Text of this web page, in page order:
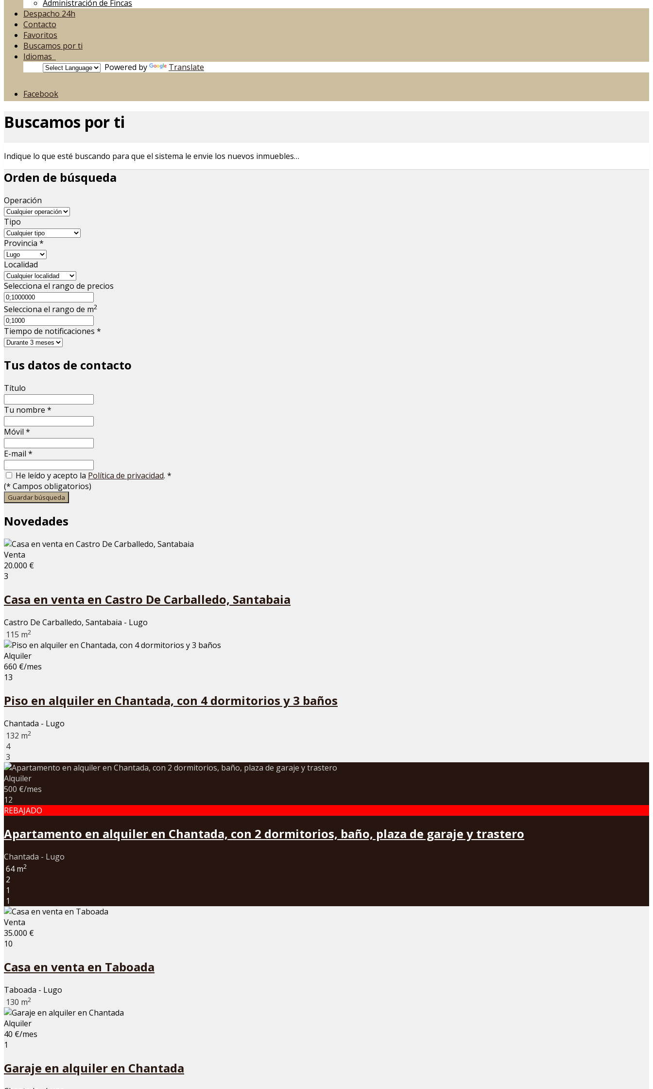
Administración de Fincas
Despacho 24h
Contacto
Favoritos
Buscamos por ti
Idiomas
Powered by
Translate
Facebook
Buscamos por ti
Indique lo que esté buscando para que el sistema le envie los nuevos inmuebles…
Orden de búsqueda
Operación
Tipo
Provincia *
Localidad
Selecciona el rango de precios
Selecciona el rango de m2
Tiempo de notificaciones *
Tus datos de contacto
Título
Tu nombre *
Móvil *
E-mail *
He leído y acepto la Política de privacidad. *
(* Campos obligatorios)
Guardar búsqueda
Novedades
Venta
20.000 €
3
Casa en venta en Castro De Carballedo, Santabaia
Castro De Carballedo, Santabaia - Lugo
115 m2
Alquiler
660 €/mes
13
Piso en alquiler en Chantada, con 4 dormitorios y 3 baños
Chantada - Lugo
132 m2
4
3
Alquiler
500 €/mes
12
REBAJADO
Apartamento en alquiler en Chantada, con 2 dormitorios, baño, plaza de garaje y trastero
Chantada - Lugo
64 m2
2
1
1
Venta
35.000 €
10
Casa en venta en Taboada
Taboada - Lugo
130 m2
Alquiler
40 €/mes
1
Garaje en alquiler en Chantada